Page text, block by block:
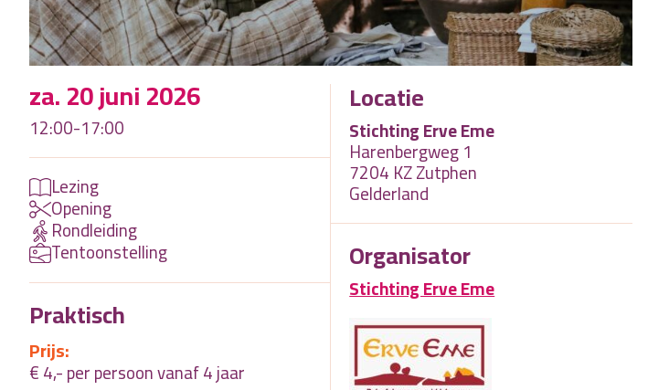
za. 20 juni 2026
12:00-17:00
Lezing
Opening
Rondleiding
Tentoonstelling
Praktisch
Prijs:
€ 4,- per persoon vanaf 4 jaar
Locatie
Stichting Erve Eme
Harenbergweg 1
7204 KZ Zutphen
Gelderland
Organisator
Stichting Erve Eme